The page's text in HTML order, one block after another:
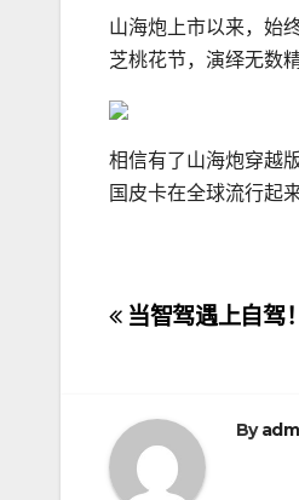
山海炮上市以来，始
芝桃花节，演绎无数
相信有了山海炮穿越
国皮卡在全球流行起来
文
导
航
当智驾遇上自驾
By